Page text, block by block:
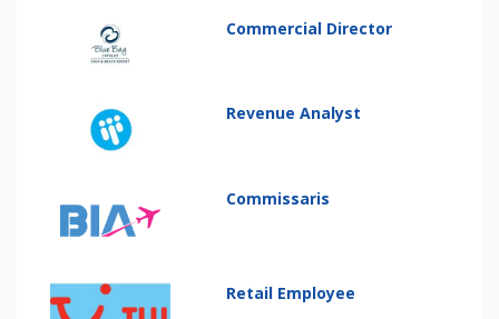
Commercial Director
Revenue Analyst
Commissaris
Retail Employee